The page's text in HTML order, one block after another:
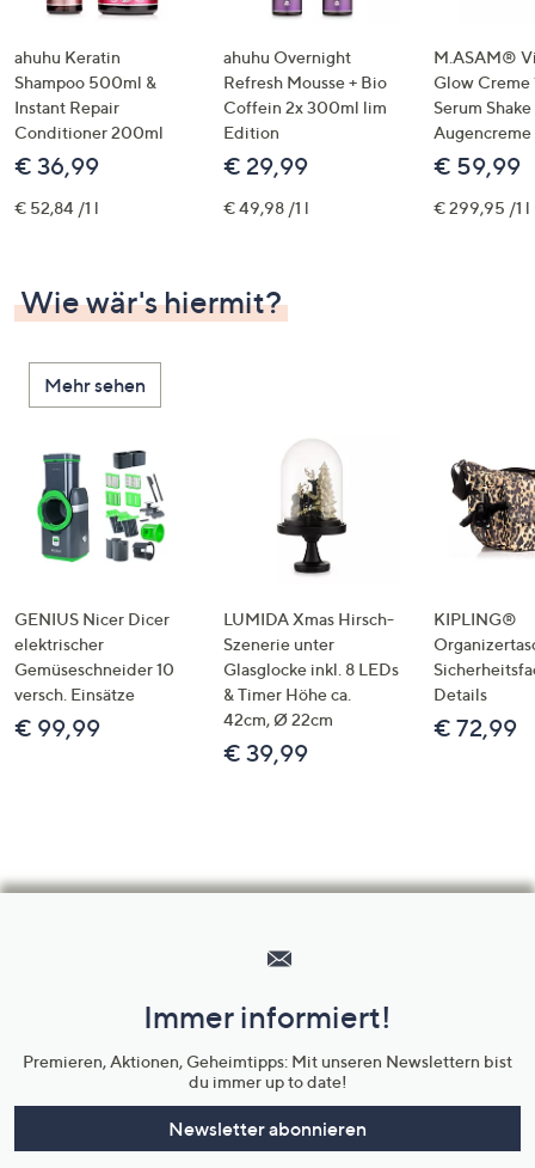
ahuhu Keratin
Shampoo 500ml &
Instant Repair
Conditioner 200ml
€ 36,99
€ 52,84 /1 l
ahuhu Overnight
Refresh Mousse + Bio
Coffein 2x 300ml lim
Edition
€ 29,99
€ 49,98 /1 l
M.ASAM®
Glow Creme
Serum
€ 59,99
€ 299,95 /1 l
Wie wär's hiermit?
Mehr sehen
GENIUS Nicer Dicer
elektrischer
Gemüseschneider 10
versch. Einsätze
€ 99,99
LUMIDA Xmas Hirsch-
Szenerie unter
Glasglocke inkl. 8 LEDs
& Timer Höhe ca.
42cm, Ø 22cm
€ 39,99
KIPLING®
Details
€ 72,99
Unternehmensinformationen
Immer informiert!
Premieren, Aktionen, Geheimtipps: Mit unseren Newslettern bist
du immer up to date!
Newsletter abonnieren